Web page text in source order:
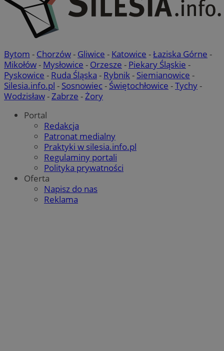
Bytom - Chorzów- Gliwice - Katowice -Łaziska Górne -
Mikołów- Mysłowice - Orzesze - Piekary Śląskie -
Pyskowice - Ruda Śląska - Rybnik- Siemianowice -
Silesia.info.pl - Sosnowiec- Świętochłowice -Tychy-
Wodzisław-Zabrze -Żory
Portal
Redakcja
Patronat medialny
Praktyki w silesia.info.pl
Regulaminy portali
Polityka prywatności
Oferta
Napisz do nas
Reklama